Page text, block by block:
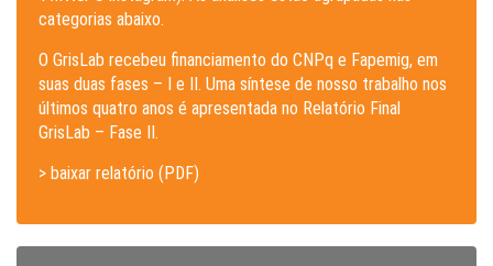
categorias abaixo.
O GrisLab recebeu financiamento do CNPq e Fapemig, em
suas duas fases – I e II. Uma síntese de nosso trabalho nos
últimos quatro anos é apresentada no Relatório Final
GrisLab – Fase II.
> baixar relatório (PDF)